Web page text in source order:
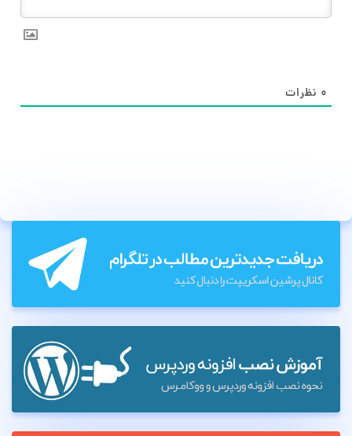
۰ نظرات